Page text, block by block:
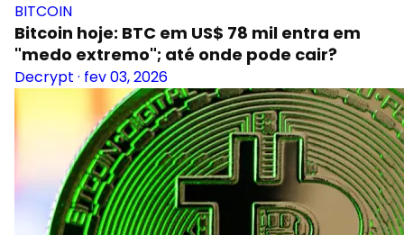
BITCOIN
Bitcoin hoje: BTC em US$ 78 mil entra em
"medo extremo"; até onde pode cair?
Decrypt · fev 03, 2026